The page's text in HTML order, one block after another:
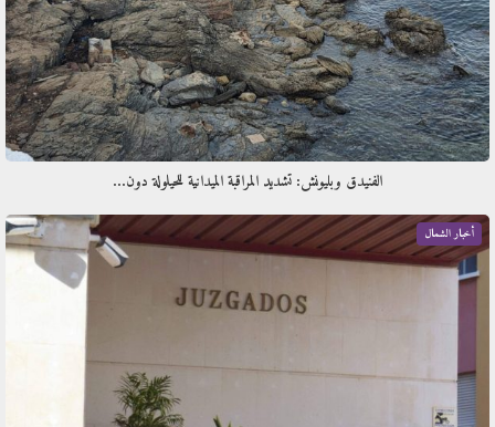
الفنيدق وبليونش: تشديد المراقبة الميدانية للحيلولة دون…
أخبار الشمال